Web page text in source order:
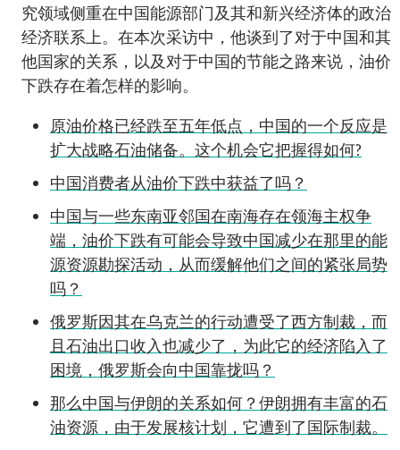
究领域侧重在中国能源部门及其和新兴经济体的政治
经济联系上。在本次采访中，他谈到了对于中国和其
他国家的关系，以及对于中国的节能之路来说，油价
下跌存在着怎样的影响。
原油价格已经跌至五年低点，中国的一个反应是
扩大战略石油储备。这个机会它把握得如何?
中国消费者从油价下跌中获益了吗？
中国与一些东南亚邻国在南海存在领海主权争
端，油价下跌有可能会导致中国减少在那里的能
源资源勘探活动，从而缓解他们之间的紧张局势
吗？
俄罗斯因其在乌克兰的行动遭受了西方制裁，而
且石油出口收入也减少了，为此它的经济陷入了
困境，俄罗斯会向中国靠拢吗？
那么中国与伊朗的关系如何？伊朗拥有丰富的石
油资源，由于发展核计划，它遭到了国际制裁。